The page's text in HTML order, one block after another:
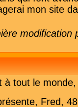
mon site
modification
à tout le monde,
Fred,